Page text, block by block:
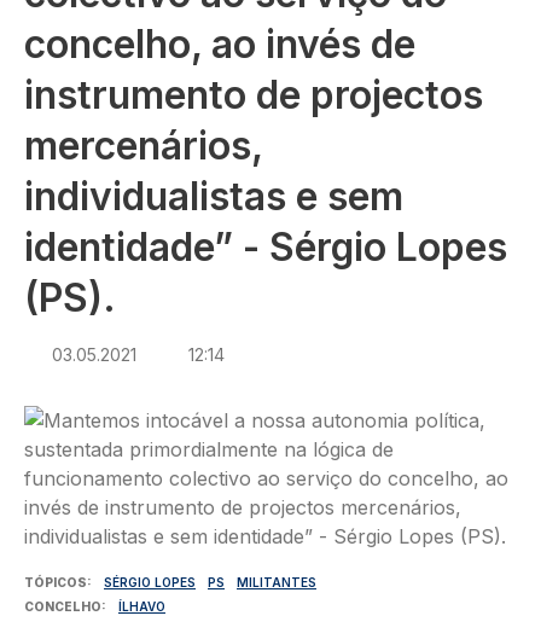
concelho, ao invés de
instrumento de projectos
mercenários,
individualistas e sem
identidade” - Sérgio Lopes
(PS).
03.05.2021 12:14
Imagem
TÓPICOS SÉRGIO LOPES PS
MILITANTES
CONCELHO
ÍLHAVO